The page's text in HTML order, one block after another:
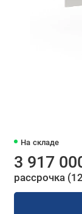
На складе
3 917
рассрочка